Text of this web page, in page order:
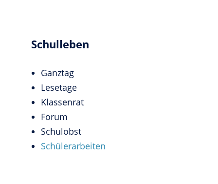
Schulleben
Ganztag
Lesetage
Klassenrat
Forum
Schulobst
Schülerarbeiten